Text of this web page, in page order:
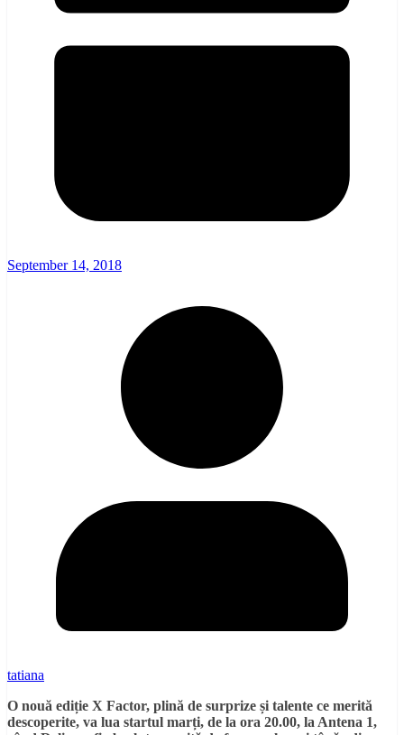
September 14, 2018
tatiana
O nouă ediție X Factor, plină de surprize și talente ce merită
descoperite, va lua startul marți, de la ora 20.00, la Antena 1,